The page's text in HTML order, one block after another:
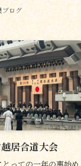
ブログ
居合道大会